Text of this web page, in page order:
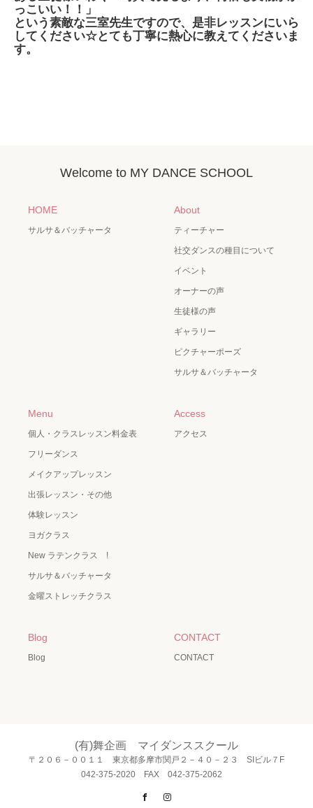
っこいい！！」
という素敵な三室先生ですので、是非レッスンにいら
してください☆とても丁寧に熱心に教えてくださいま
す。
Welcome to MY DANCE SCHOOL
HOME
サルサ＆バッチャータ
About
ティーチャー
社交ダンスの種目について
イベント
オーナーの声
生徒様の声
ギャラリー
ピクチャーポーズ
サルサ＆バッチャータ
Menu
個人・クラスレッスン料金表
フリーダンス
メイクアップレッスン
出張レッスン・その他
体験レッスン
ヨガクラス
New ラテンクラス !
サルサ＆バッチャータ
金曜ストレッチクラス
Access
アクセス
Blog
Blog
CONTACT
CONTACT
(有)舞企画 マイダンススクール
〒２０６－００１１ 東京都多摩市関戸２－４０－２３ SIビル７F
042-375-2020 FAX 042-375-2062
Facebook